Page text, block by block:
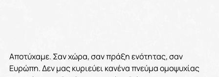
Αποτύχαμε. Σαν χώρα, σαν πράξη ενότητας, σαν
Ευρώπη. Δεν μας κυριεύει κανένα πνεύμα ομοψυχίας